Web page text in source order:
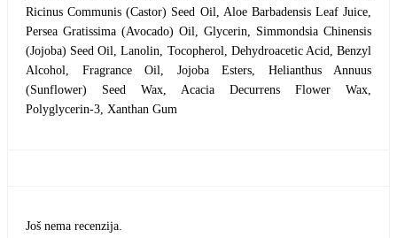
Ricinus Communis (Castor) Seed Oil, Aloe Barbadensis Leaf Juice,
Persea Gratissima (Avocado) Oil, Glycerin, Simmondsia Chinensis
(Jojoba) Seed Oil, Lanolin, Tocopherol, Dehydroacetic Acid, Benzyl
Alcohol, Fragrance Oil, Jojoba Esters, Helianthus Annuus
(Sunflower) Seed Wax, Acacia Decurrens Flower Wax,
Polyglycerin-3, Xanthan Gum
Još nema recenzija.